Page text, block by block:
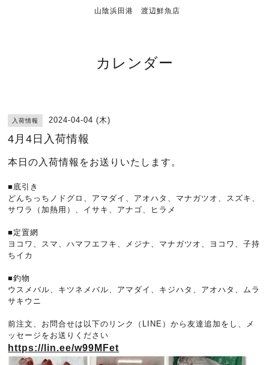
山陰浜田港 渡辺鮮魚店
カレンダー
入荷情報 2024-04-04 (木)
4月4日入荷情報
本日の入荷情報をお送りいたします。
■底引き
どんちっちノドグロ、アマダイ、アオハタ、マナガツオ、スズキ、
サワラ（加熱用）、イサキ、アナゴ、ヒラメ
■定置網
ヨコワ、スマ、ハマフエフキ、メジナ、マナガツオ、ヨコワ、子持
ちイカ
■釣物
ウスメバル、キツネメバル、アマダイ、キジハタ、アオハタ、ムラ
サキウニ
前注文、お問合せは以下のリンク（LINE）から友達追加をし、メ
ッセージをお送りください
https://lin.ee/w99MFet